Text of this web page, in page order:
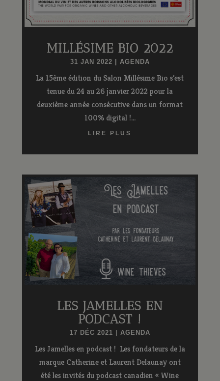
MILLÉSIME BIO 2022
31 JAN 2022 AGENDA
La 15ème édition du Salon Millésime Bio s’est
tenue du 24 au 26 janvier 2022 pour la
deuxième année consécutive dans un format
100% digital !...
LIRE PLUS
LES JAMELLES EN
PODCAST !
17 DÉC 2021 AGENDA
Les Jamelles en podcast ! Les fondateurs de la
marque Catherine et Laurent Delaunay ont
été les invités du podcast canadien « Wine